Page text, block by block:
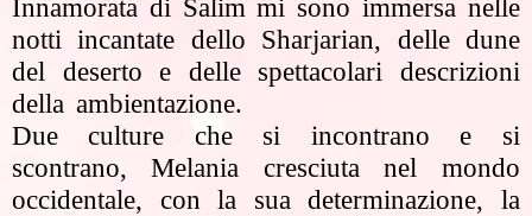
Innamorata di Salim mi sono immersa nelle
notti incantate dello Sharjarian, delle dune
del deserto e delle spettacolari descrizioni
della ambientazione.
Due culture che si incontrano e si
scontrano, Melania cresciuta nel mondo
occidentale, con la sua determinazione, la